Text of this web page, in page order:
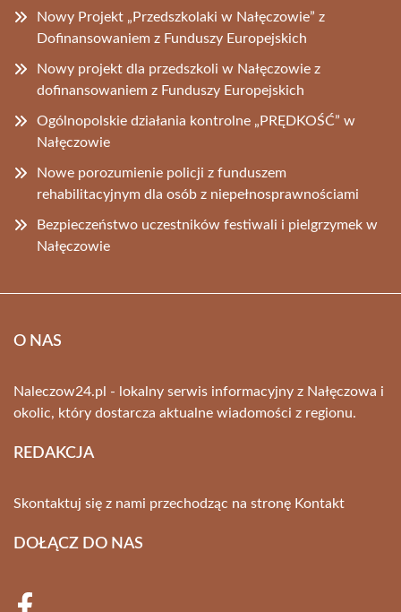
Nowy Projekt „Przedszkolaki w Nałęczowie” z
Dofinansowaniem z Funduszy Europejskich
Nowy projekt dla przedszkoli w Nałęczowie z
dofinansowaniem z Funduszy Europejskich
Ogólnopolskie działania kontrolne „PRĘDKOŚĆ” w
Nałęczowie
Nowe porozumienie policji z funduszem
rehabilitacyjnym dla osób z niepełnosprawnościami
Bezpieczeństwo uczestników festiwali i pielgrzymek w
Nałęczowie
O NAS
Naleczow24.pl - lokalny serwis informacyjny z Nałęczowa i
okolic, który dostarcza aktualne wiadomości z regionu.
REDAKCJA
Skontaktuj się z nami przechodząc na stronę Kontakt
DOŁĄCZ DO NAS